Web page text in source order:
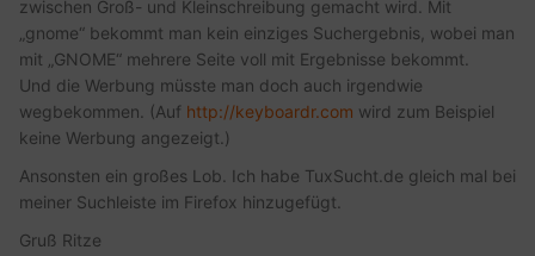
zwischen Groß- und Kleinschreibung gemacht wird. Mit
„gnome“ bekommt man kein einziges Suchergebnis, wobei man
mit „GNOME“ mehrere Seite voll mit Ergebnisse bekommt.
Und die Werbung müsste man doch auch irgendwie
wegbekommen. (Auf http://keyboardr.com wird zum Beispiel
keine Werbung angezeigt.)
Ansonsten ein großes Lob. Ich habe TuxSucht.de gleich mal bei
meiner Suchleiste im Firefox hinzugefügt.
Gruß Ritze